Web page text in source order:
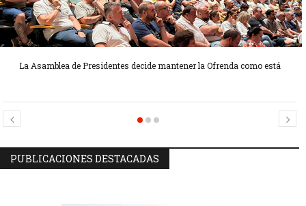
La Asamblea de Presidentes decide mantener la Ofrenda como está
Candidatas Preseleccionadas por el sector Olivereta
Candidatas Preseleccionadas por el sector Sector La Seu-La Xerea-El
PUBLICACIONES DESTACADAS